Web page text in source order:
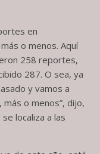
en
o menos. Aquí
258 reportes,
287. O sea, ya
y vamos a
o menos”, dijo,
localiza a las